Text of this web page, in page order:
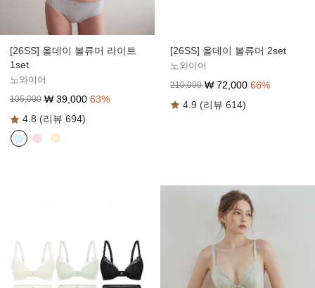
[26SS] 올데이 볼류머 라이트
1set
노와이어
105,000 ₩ 39,000 63%
4.8 (리뷰 694)
[26SS] 올데이 볼류머 2set
노와이어
210,000 ₩72,000 66%
4.9 (리뷰 614)